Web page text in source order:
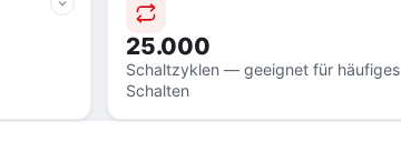
25.000
Schaltzyklen — geeignet für häufiges
Schalten